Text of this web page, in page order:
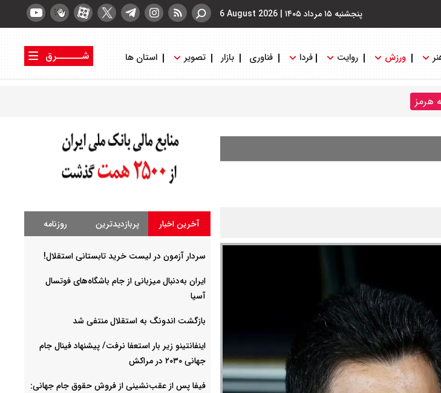
پنجشنبه ۱۵ مرداد ۱۴۰۵ |
6 August 2026
ورزش روایت فردا فناوری بازار تصویر استان ها
شــــــرق
هرمز
آخرین اخبار پربازدیدترین روزنامه
سردار آزمون در لیست خرید تابستانی استقلال!
ایران به‌دنبال میزبانی از جام باشگاه‌های فوتسال
آسیا
بازگشت اندونگ به استقلال منتفی شد
اینفانتینو زیر بار استعفا نرفت/ پیشنهاد فینال جام
جهانی ۲۰۳۰ در مراکش
فیفا پس از عقب‌نشینی از فروش حقوق جام جهانی: